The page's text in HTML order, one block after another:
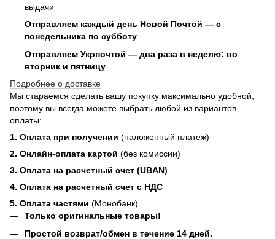
выдачи
Отправляем каждый день Новой Почтой — с
понедельника по субботу
Отправляем Укрпочтой — два раза в неделю: во
вторник и пятницу
Подробнее о доставке
Мы стараемся сделать вашу покупку максимально удобной,
поэтому вы всегда можете выбрать любой из вариантов
оплаты:
1. Оплата при получении (наложенный платеж)
2. Онлайн-оплата картой (без комиссии)
3. Оплата на расчетный счет (UBAN)
4. Оплата на расчетный счет с НДС
5. Оплата частями (Монобанк)
Только оригинальные товары!
Простой возврат/обмен в течение 14 дней.